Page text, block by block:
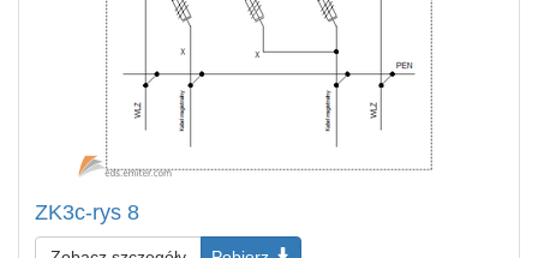
ZK3c-rys 8